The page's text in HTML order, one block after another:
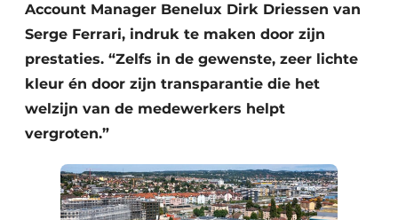
Account Manager Benelux Dirk Driessen van
Serge Ferrari, indruk te maken door zijn
prestaties. “Zelfs in de gewenste, zeer lichte
kleur én door zijn transparantie die het
welzijn van de medewerkers helpt
vergroten.”